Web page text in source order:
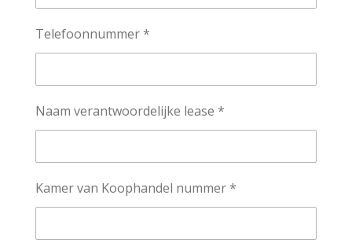
Telefoonnummer *
Naam verantwoordelijke lease *
Kamer van Koophandel nummer *